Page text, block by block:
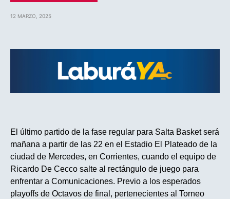
12 MARZO, 2025
El último partido de la fase regular para Salta Basket será
mañana a partir de las 22 en el Estadio El Plateado de la
ciudad de Mercedes, en Corrientes, cuando el equipo de
Ricardo De Cecco salte al rectángulo de juego para
enfrentar a Comunicaciones. Previo a los esperados
playoffs de Octavos de final, pertenecientes al Torneo